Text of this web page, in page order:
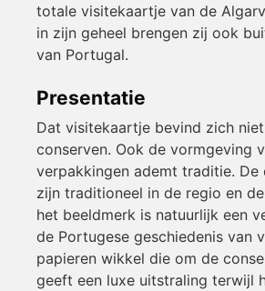
totale visitekaartje van de
in zijn geheel brengen zij ook
van Portugal.
Presentatie
Dat visitekaartje bevind zich
conserven. Ook de vormgeving
verpakkingen ademt traditie. De
zijn traditioneel in de regio en
het beeldmerk is natuurlijk een
de Portugese geschiedenis van
papieren wikkel die om de
geeft een luxe uitstraling terwijl